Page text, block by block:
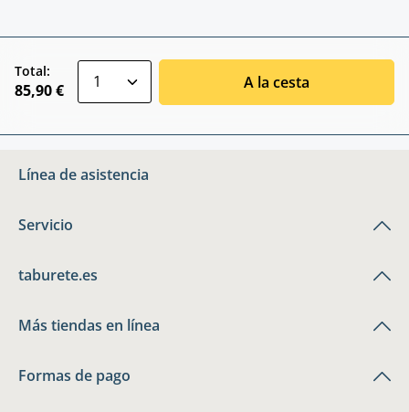
Total:
85,90 € A la cesta
Línea de asistencia
Servicio
taburete.es
Más tiendas en línea
Formas de pago